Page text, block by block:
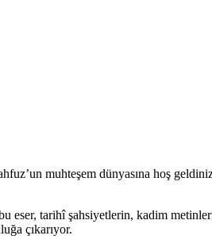
muhteşem dünyasına hoş
eser, tarihî şahsiyetlerin, kadim
çıkarıyor.